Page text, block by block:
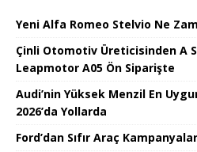
Yeni Alfa Romeo Stelvio Ne
Çinli Otomotiv Üreticisinden A
Leapmotor A05 Ön Siparişte
Audi’nin Yüksek Menzil En
2026’da Yollarda
Ford’dan Sıfır Araç